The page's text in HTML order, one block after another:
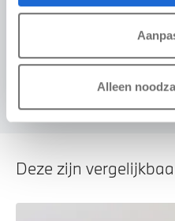
Alleen
Voorstel aanvragen
U vertelt meer over uw
We verrekenen de
Deze zijn